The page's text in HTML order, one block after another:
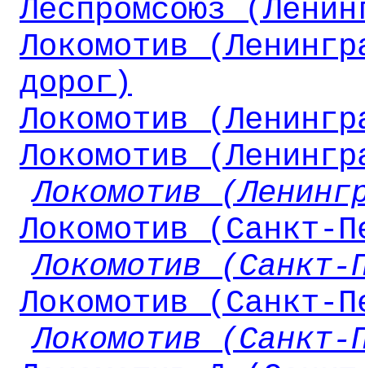
Леспромсоюз
Локомотив
дорог)
Локомотив
Локомотив
Локомотив
Локомотив (Санкт-
Локомотив
Локомотив (Санкт-
Локомотив